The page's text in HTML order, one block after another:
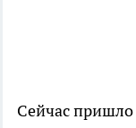
Сейчас